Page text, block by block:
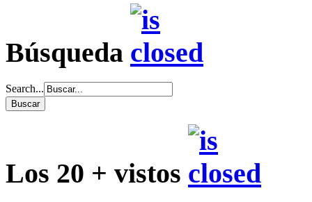
Búsqueda
Search...
Los 20 + vistos